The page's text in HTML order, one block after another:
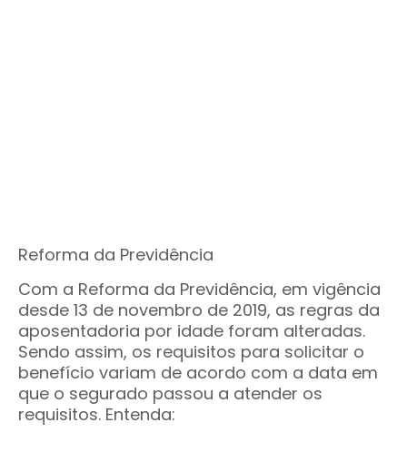
Reforma da Previdência
Com a Reforma da Previdência, em vigência
desde 13 de novembro de 2019, as regras da
aposentadoria por idade foram alteradas.
Sendo assim, os requisitos para solicitar o
benefício variam de acordo com a data em
que o segurado passou a atender os
requisitos. Entenda: